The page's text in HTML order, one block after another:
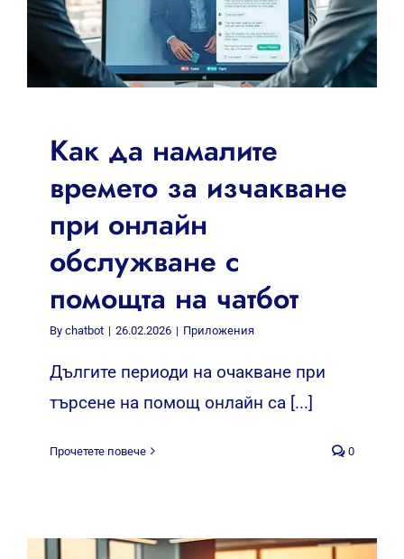
Как да намалите
времето за изчакване
при онлайн
обслужване с
помощта на чатбот
By chatbot | 26.02.2026 | Приложения
Дългите периоди на очакване при
търсене на помощ онлайн са [...]
Прочетете повече 0